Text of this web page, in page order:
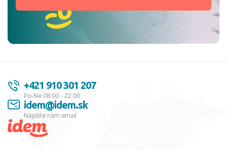
+421 910 301 207
Po-Ne 08:00 - 22:00
idem@idem.sk
Napíšte nám email